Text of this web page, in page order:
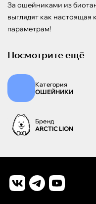
За ошейниками из
выглядят как
параметрам!
Посмотрите ещё
Категория
ОШЕЙНИКИ
Бренд
ARCTIC LION